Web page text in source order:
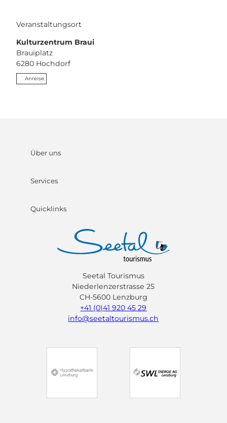
Veranstaltungsort
Kulturzentrum Braui
Brauiplatz
6280 Hochdorf
Anreise
Über uns
Services
Quicklinks
Seetal Tourismus
Niederlenzerstrasse 25
CH-5600 Lenzburg
+41 (0)41 920 45 29
info@seetaltourismus.ch